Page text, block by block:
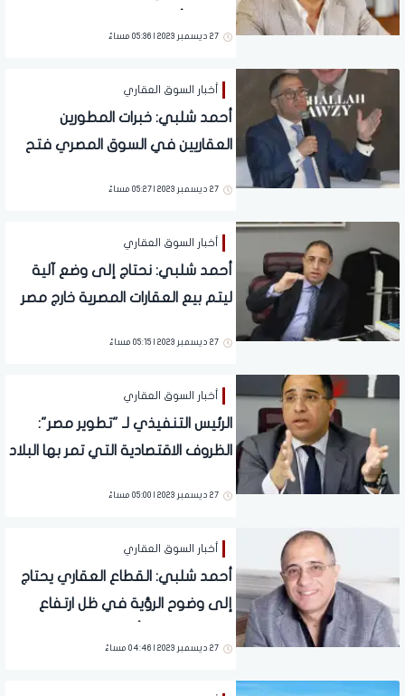
في مشروعاتها
27 ديسمبر 2023 | 05:36 مساءً
أخبار السوق العقاري
أحمد شلبي: خبرات المطورين
العقاريين في السوق المصري فتح
منها
27 ديسمبر 2023 | 05:27 مساءً
أخبار السوق العقاري
أحمد شلبي: نحتاج إلى وضع آلية
ليتم بيع العقارات المصرية خارج مصر
27 ديسمبر 2023 | 05:15 مساءً
أخبار السوق العقاري
الرئيس التنفيذي لـ "تطوير مصر":
الظروف الاقتصادية التي تمر بها البلاد
من المطورين
27 ديسمبر 2023 | 05:00 مساءً
أخبار السوق العقاري
أحمد شلبي: القطاع العقاري يحتاج
إلى وضوح الرؤية في ظل ارتفاع
27 ديسمبر 2023 | 04:46 مساءً